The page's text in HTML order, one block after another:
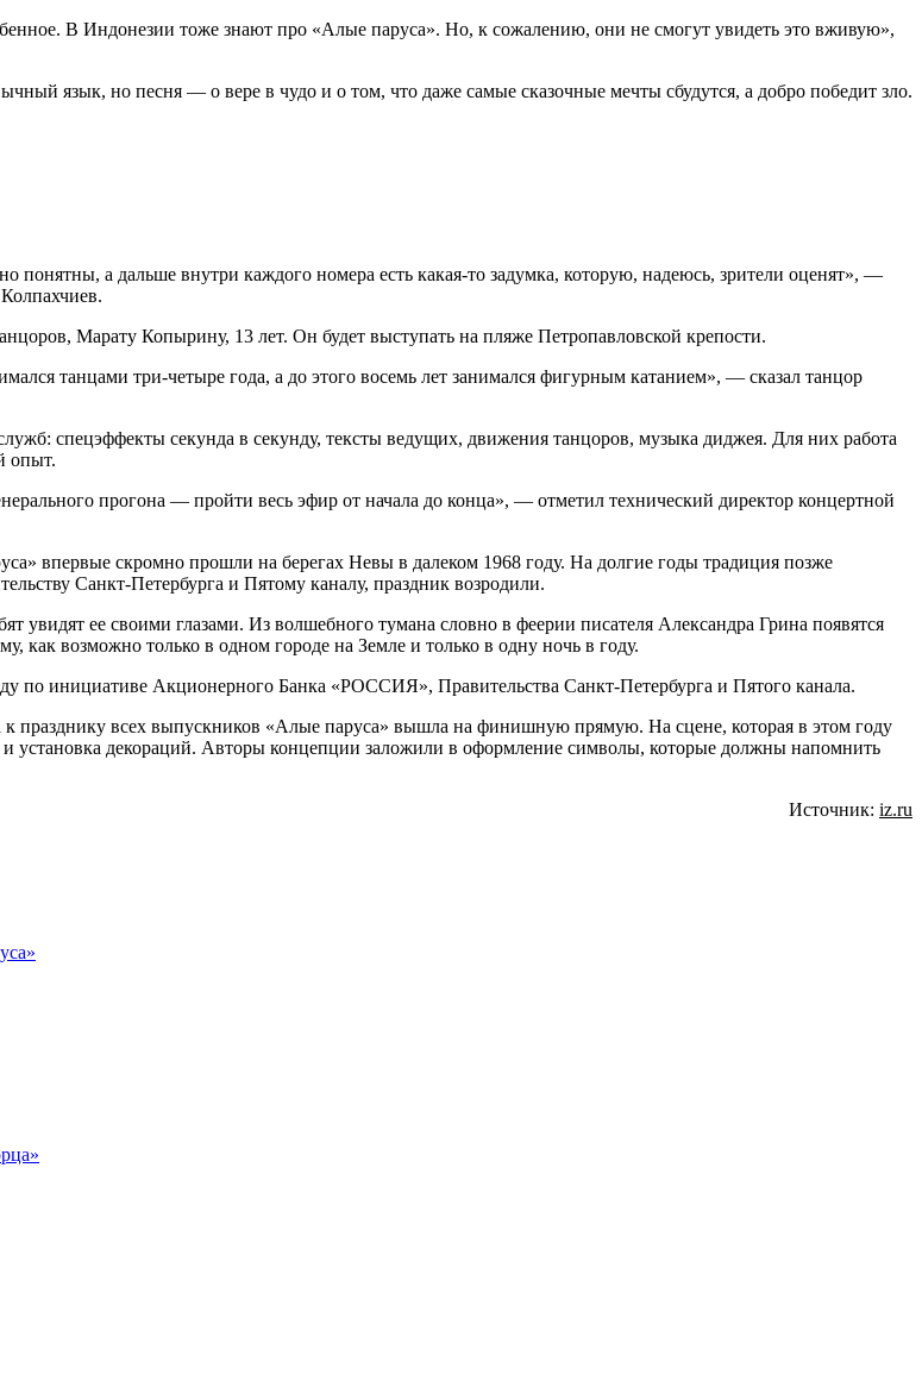
В Индонезии тоже знают про «Алые паруса». Но, к сожалению, они не смогут увидеть это вживую»,
язык, но песня — о вере в чудо и о том, что даже самые сказочные мечты сбудутся, а добро победит зло.
понятны, а дальше внутри каждого номера есть какая-то задумка, которую, надеюсь, зрители оценят», —
Марату Копырину, 13 лет. Он будет выступать на пляже Петропавловской крепости.
танцами три-четыре года, а до этого восемь лет занимался фигурным катанием», — сказал танцор
спецэффекты секунда в секунду, тексты ведущих, движения танцоров, музыка диджея. Для них работа
опыт.
прогона — пройти весь эфир от начала до конца», — отметил технический директор концертной
впервые скромно прошли на берегах Невы в далеком 1968 году. На долгие годы традиция позже
Санкт-Петербурга и Пятому каналу, праздник возродили.
увидят ее своими глазами. Из волшебного тумана словно в феерии писателя Александра Грина появятся
как возможно только в одном городе на Земле и только в одну ночь в году.
по инициативе Акционерного Банка «РОССИЯ», Правительства Санкт-Петербурга и Пятого канала.
к празднику всех выпускников «Алые паруса» вышла на финишную прямую. На сцене, которая в этом году
установка декораций. Авторы концепции заложили в оформление символы, которые должны напомнить
Источник: iz.ru